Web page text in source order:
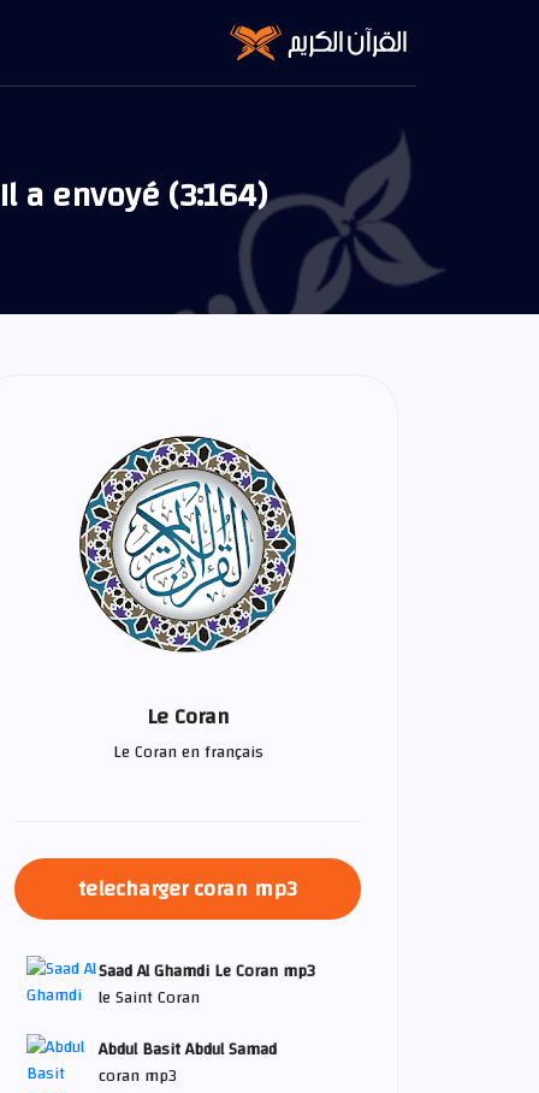
envoyé (3:164)
Le Coran
Le Coran en français
telecharger coran mp3
Saad Al Ghamdi Le Coran mp3
le Saint Coran
Abdul Basit Abdul Samad
coran mp3